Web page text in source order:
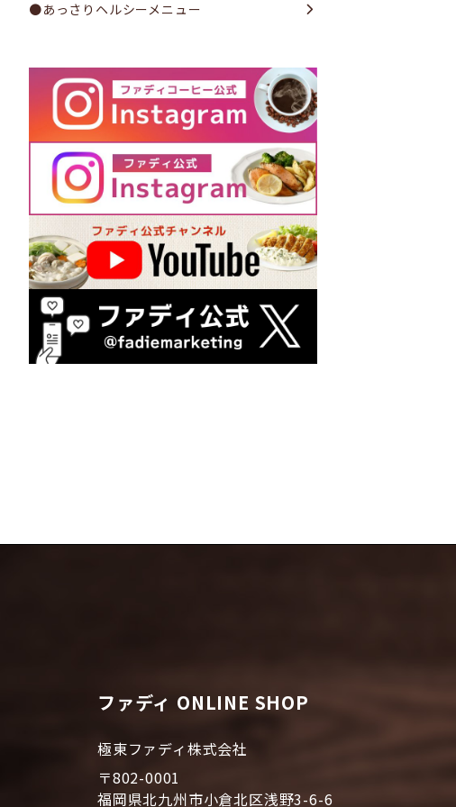
●あっさりヘルシーメニュー
ファディ ONLINE SHOP
極東ファディ株式会社
〒802-0001
福岡県北九州市小倉北区浅野3-6-6